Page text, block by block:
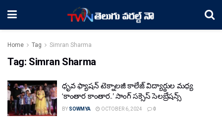
Home Tag Simran Sharma
Tag: Simran Sharma
ధృవ ఫ్యాషన్ టెక్నాలజీ కాలేజ్ విద్యార్థుల మధ్య
‘కాంతార కాంతార..’ సాంగ్ సక్సెస్ సెలబ్రేషన్స్
BY SOWMYA OCTOBER 6, 2024 0